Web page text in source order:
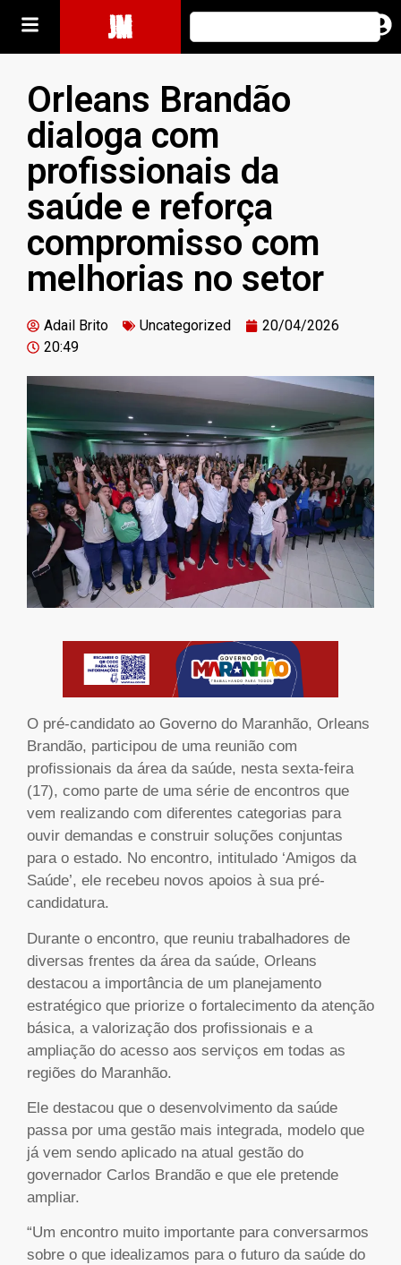
JM
Orleans Brandão
dialoga com
profissionais da
saúde e reforça
compromisso com
melhorias no setor
Adail Brito Uncategorized
20/04/2026
20:49
O pré-candidato ao Governo do Maranhão, Orleans
Brandão, participou de uma reunião com
profissionais da área da saúde, nesta sexta-feira
(17), como parte de uma série de encontros que
vem realizando com diferentes categorias para
ouvir demandas e construir soluções conjuntas
para o estado. No encontro, intitulado ‘Amigos da
Saúde’, ele recebeu novos apoios à sua pré-
candidatura.
Durante o encontro, que reuniu trabalhadores de
diversas frentes da área da saúde, Orleans
destacou a importância de um planejamento
estratégico que priorize o fortalecimento da atenção
básica, a valorização dos profissionais e a
ampliação do acesso aos serviços em todas as
regiões do Maranhão.
Ele destacou que o desenvolvimento da saúde
passa por uma gestão mais integrada, modelo que
já vem sendo aplicado na atual gestão do
governador Carlos Brandão e que ele pretende
ampliar.
“Um encontro muito importante para conversarmos
sobre o que idealizamos para o futuro da saúde do